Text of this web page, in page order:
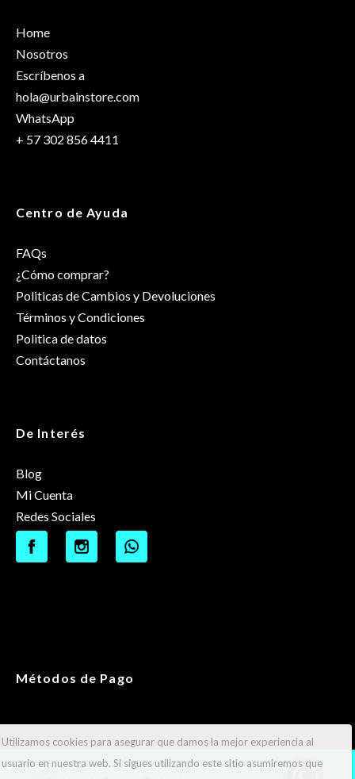
Home
Nosotros
Escríbenos a
hola@urbainstore.com
WhatsApp
+ 57 302 856 4411
Centro de Ayuda
FAQs
¿Cómo comprar?
Politicas de Cambios y Devoluciones
Términos y Condiciones
Politica de datos
Contáctanos
De Interés
Blog
Mi Cuenta
Redes Sociales
Métodos de Pago
Utilizamos cookies para asegurar que damos la mejor experiencia al
usuario en nuestra web. Si sigues utilizando este sitio asumiremos que